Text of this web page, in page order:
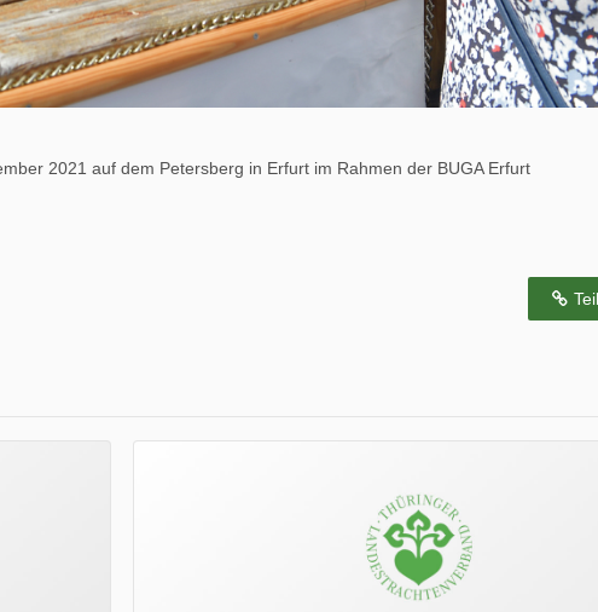
2021 auf dem Petersberg in Erfurt im Rahmen der BUGA Erfurt